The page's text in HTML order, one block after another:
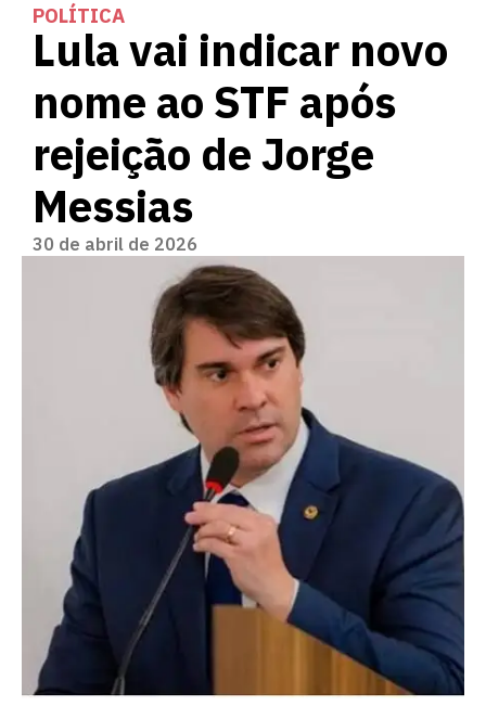
POLÍTICA
Lula vai indicar novo
nome ao STF após
rejeição de Jorge
Messias
30 de abril de 2026